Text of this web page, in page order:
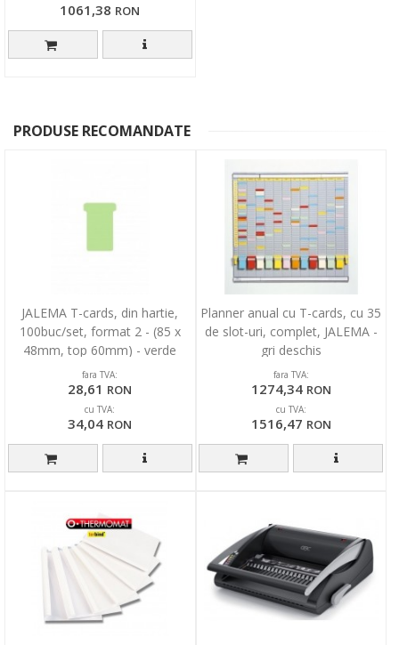
1061,38 RON
PRODUSE RECOMANDATE
JALEMA T-cards, din hartie,
100buc/set, format 2 - (85 x
48mm, top 60mm) - verde
fara TVA:
28,61 RON
cu TVA:
34,04 RON
Planner anual cu T-cards, cu 35
de slot-uri, complet, JALEMA -
gri deschis
fara TVA:
1274,34 RON
cu TVA:
1516,47 RON